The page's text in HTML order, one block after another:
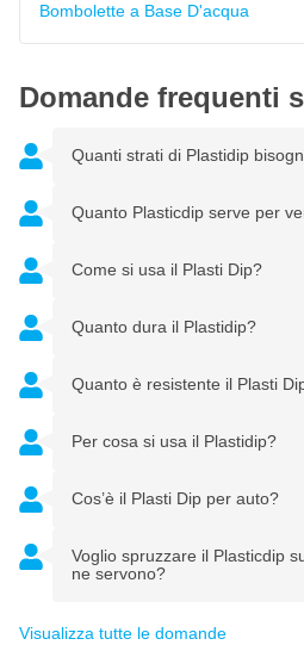
Bombolette a Base D'acqua
Domande frequenti
Quanti strati di Plastidip
Quanto Plasticdip serve per
Come si usa il Plasti Dip?
Quanto dura il Plastidip?
Quanto è resistente il Plasti
Per cosa si usa il Plastidip?
Cos’è il Plasti Dip per auto?
Voglio spruzzare il Plasticdip
ne servono?
Visualizza tutte le domande